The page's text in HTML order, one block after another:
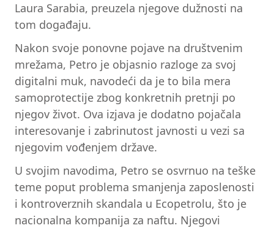
Laura Sarabia, preuzela njegove dužnosti na
tom događaju.
Nakon svoje ponovne pojave na društvenim
mrežama, Petro je objasnio razloge za svoj
digitalni muk, navodeći da je to bila mera
samoprotectije zbog konkretnih pretnji po
njegov život. Ova izjava je dodatno pojačala
interesovanje i zabrinutost javnosti u vezi sa
njegovim vođenjem države.
U svojim navodima, Petro se osvrnuo na teške
teme poput problema smanjenja zaposlenosti
i kontroverznih skandala u Ecopetrolu, što je
nacionalna kompanija za naftu. Njegovi